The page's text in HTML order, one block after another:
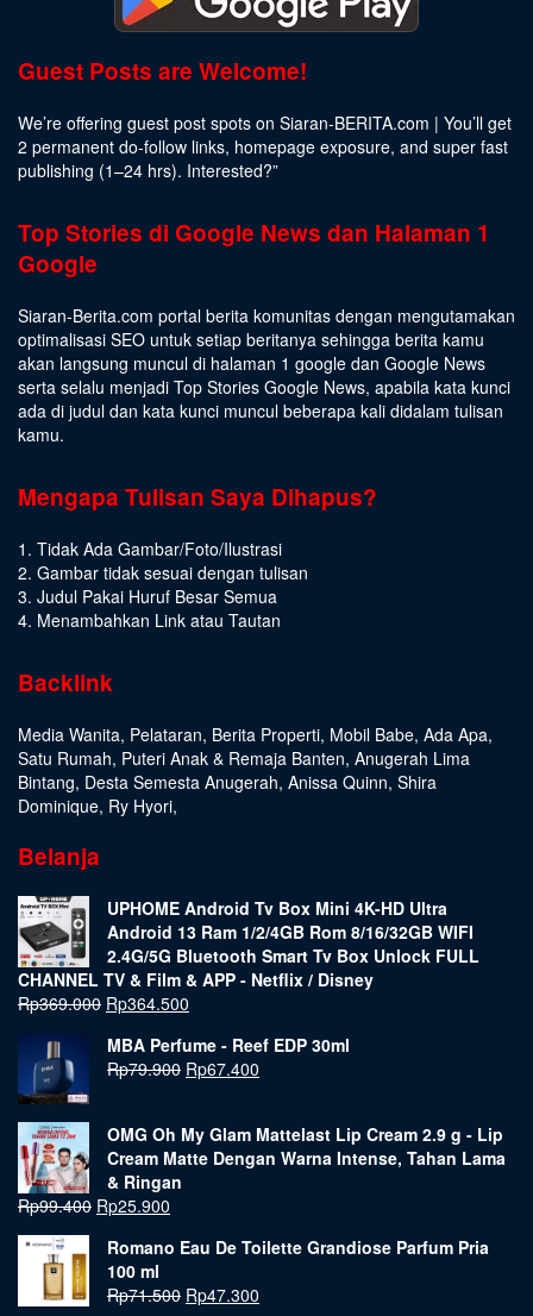
Guest Posts are Welcome!
We’re offering guest post spots on Siaran-BERITA.com | You’ll get
2 permanent do-follow links, homepage exposure, and super fast
publishing (1–24 hrs). Interested?”
Top Stories di Google News dan Halaman 1
Google
Siaran-Berita.com portal berita komunitas dengan mengutamakan
optimalisasi SEO untuk setiap beritanya sehingga berita kamu
akan langsung muncul di halaman 1 google dan Google News
serta selalu menjadi Top Stories Google News, apabila kata kunci
ada di judul dan kata kunci muncul beberapa kali didalam tulisan
kamu.
Mengapa Tulisan Saya Dihapus?
1. Tidak Ada Gambar/Foto/Ilustrasi
2. Gambar tidak sesuai dengan tulisan
3. Judul Pakai Huruf Besar Semua
4. Menambahkan Link atau Tautan
Backlink
Media Wanita, Pelataran, Berita Properti, Mobil Babe, Ada Apa,
Satu Rumah, Puteri Anak & Remaja Banten, Anugerah Lima
Bintang, Desta Semesta Anugerah, Anissa Quinn, Shira
Dominique, Ry Hyori,
Belanja
UPHOME Android Tv Box Mini 4K-HD Ultra
Android 13 Ram 1/2/4GB Rom 8/16/32GB WIFI
2.4G/5G Bluetooth Smart Tv Box Unlock FULL
CHANNEL TV & Film & APP - Netflix / Disney
Rp369.000 Rp364.500
MBA Perfume - Reef EDP 30ml
Rp79.900 Rp67.400
OMG Oh My Glam Mattelast Lip Cream 2.9 g - Lip
Cream Matte Dengan Warna Intense, Tahan Lama
& Ringan
Rp99.400 Rp25.900
Romano Eau De Toilette Grandiose Parfum Pria
100 ml
Rp71.500 Rp47.300